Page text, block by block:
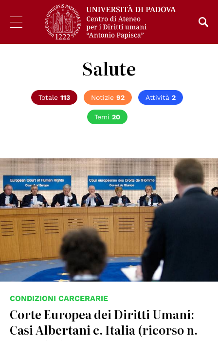
Salute
Totale 113 Notizie 92 Attività 2
Temi 20
© ©Council of Europe
CONDIZIONI CARCERARIE
Corte Europea dei Diritti Umani:
Casi Albertani c. Italia (ricorso n.